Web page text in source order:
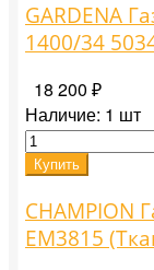
GARDENA
1400/34
18 200 ₽
Наличие: 1 шт
Купить
CHAMPION
EM3815